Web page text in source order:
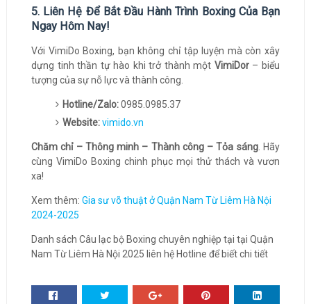
5. Liên Hệ Để Bắt Đầu Hành Trình Boxing Của Bạn
Ngay Hôm Nay!
Với VimiDo Boxing, bạn không chỉ tập luyện mà còn xây
dựng tinh thần tự hào khi trở thành một VimiDor– biểu
tượng của sự nỗ lực và thành công.
Hotline/Zalo:0985.0985.37
Website:vimido.vn
Chăm chỉ – Thông minh – Thành công – Tỏa sáng. Hãy
cùng VimiDo Boxing chinh phục mọi thử thách và vươn
xa!
Xem thêm: Gia sư võ thuật ở Quận Nam Từ Liêm Hà Nội
2024-2025
Danh sách Câu lạc bộ Boxing chuyên nghiệp tại tại Quận
Nam Từ Liêm Hà Nội 2025 liên hệ Hotline để biết chi tiết